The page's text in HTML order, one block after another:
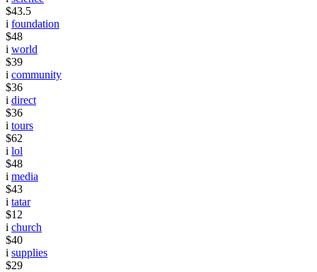
$43.5
i foundation
$48
i world
$39
i community
$36
i direct
$36
i tours
$62
i lol
$48
i media
$43
i tatar
$12
i church
$40
i supplies
$29